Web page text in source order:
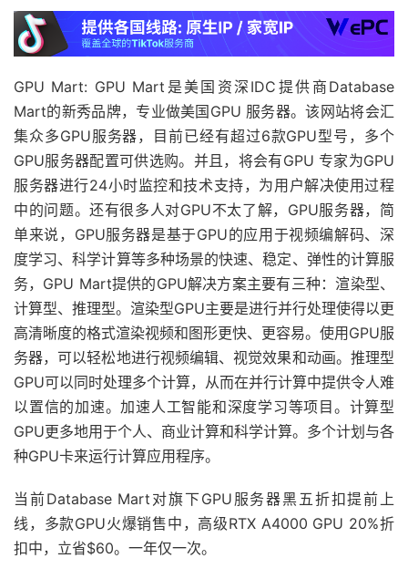
GPU Mart: GPU Mart是美国资深IDC提供商Database
Mart的新秀品牌，专业做美国GPU 服务器。该网站将会汇
集众多GPU服务器，目前已经有超过6款GPU型号，多个
GPU服务器配置可供选购。并且，将会有GPU 专家为GPU
服务器进行24小时监控和技术支持，为用户解决使用过程
中的问题。还有很多人对GPU不太了解，GPU服务器，简
单来说，GPU服务器是基于GPU的应用于视频编解码、深
度学习、科学计算等多种场景的快速、稳定、弹性的计算服
务，GPU Mart提供的GPU解决方案主要有三种：渲染型、
计算型、推理型。渲染型GPU主要是进行并行处理使得以更
高清晰度的格式渲染视频和图形更快、更容易。使用GPU服
务器，可以轻松地进行视频编辑、视觉效果和动画。推理型
GPU可以同时处理多个计算，从而在并行计算中提供令人难
以置信的加速。加速人工智能和深度学习等项目。计算型
GPU更多地用于个人、商业计算和科学计算。多个计划与各
种GPU卡来运行计算应用程序。
当前Database Mart对旗下GPU服务器黑五折扣提前上
线，多款GPU火爆销售中，高级RTX A4000 GPU 20%折
扣中，立省$60。一年仅一次。